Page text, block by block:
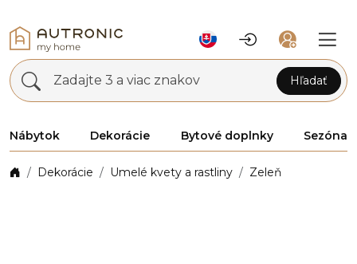
Zadajte 3 a viac znakov Hľadať
Nábytok Dekorácie Bytové doplnky Sezóna
Dekorácie Umelé kvety a rastliny Zeleň